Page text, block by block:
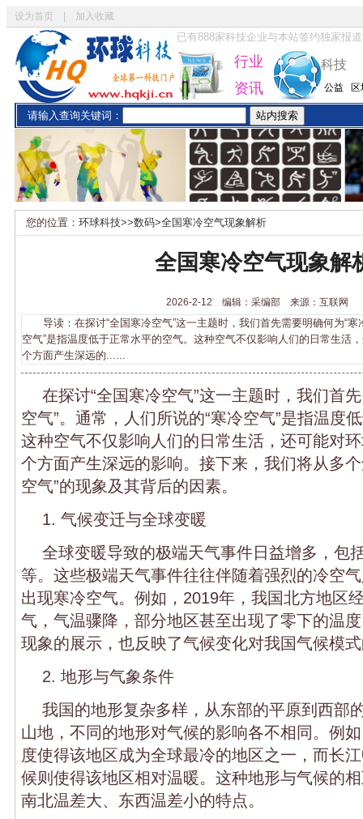
设为首页 加入收藏
已有888家科技企业与本站签约独家报
行业
资讯
科技
公益
请输入查询关键词：
您的位置： 环球科技>>数码>全国寒冷空气现象解析
全国寒冷空气现象解
2026-2-12 编辑：采编部 来源：互联网
导读：在探讨“全国寒冷空气”这一主题时，我们首先需要明确何为“寒
空气”是指温度低于正常水平的空气。这种空气不仅影响人们的日常生活
个方面产生深远的......
在探讨“全国寒冷空气”这一主题时，我们首
空气”。通常，人们所说的“寒冷空气”是指温度
这种空气不仅影响人们的日常生活，还可能对
个方面产生深远的影响。接下来，我们将从多
空气”的现象及其背后的因素。
1. 气候变迁与全球变暖
全球变暖导致的极端天气事件日益增多，包
等。这些极端天气事件往往伴随着强烈的冷空
出现寒冷空气。例如，2019年，我国北方地区
气，气温骤降，部分地区甚至出现了零下的温
现象的展示，也反映了气候变化对我国气候模
2. 地形与气象条件
我国的地形复杂多样，从东部的平原到西部
山地，不同的地形对气候的影响各不相同。例
度使得该地区成为全球最冷的地区之一，而长
候则使得该地区相对温暖。这种地形与气候的
南北温差大、东西温差小的特点。